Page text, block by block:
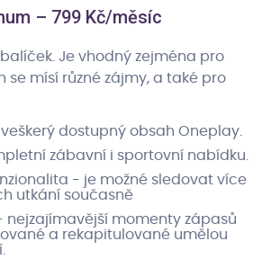
– 799 Kč/měsíc
Je vhodný zejména pro
se mísí různé zájmy, a také pro
dostupný obsah Oneplay.
zábavní i sportovní nabídku.
- je možné sledovat více
utkání současně
nejzajímavější momenty zápasů
a rekapitulované umělou